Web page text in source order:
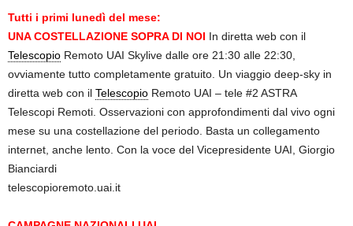
Tutti i primi lunedì del mese:
UNA COSTELLAZIONE SOPRA DI NOI In diretta web con il
Telescopio Remoto UAI Skylive dalle ore 21:30 alle 22:30,
ovviamente tutto completamente gratuito. Un viaggio deep-sky in
diretta web con il Telescopio Remoto UAI – tele #2 ASTRA
Telescopi Remoti. Osservazioni con approfondimenti dal vivo ogni
mese su una costellazione del periodo. Basta un collegamento
internet, anche lento. Con la voce del Vicepresidente UAI, Giorgio
Bianciardi
telescopioremoto.uai.it